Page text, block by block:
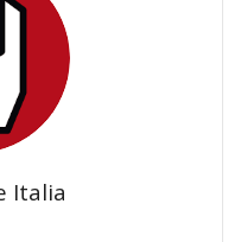
Italia
Friday II.